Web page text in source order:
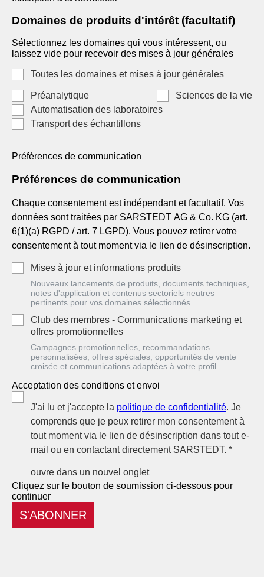
Domaines de produits d'intérêt (facultatif)
Sélectionnez les domaines qui vous intéressent, ou
laissez vide pour recevoir des mises à jour générales
Toutes les domaines et mises à jour générales
Préanalytique
Sciences de la vie
Automatisation des laboratoires
Transport des échantillons
Préférences de communication
Préférences de communication
Chaque consentement est indépendant et facultatif. Vos
données sont traitées par SARSTEDT AG & Co. KG (art.
6(1)(a) RGPD / art. 7 LGPD). Vous pouvez retirer votre
consentement à tout moment via le lien de désinscription.
Mises à jour et informations produits
Nouveaux lancements de produits, documents techniques,
notes d'application et contenus sectoriels neutres
pertinents pour vos domaines sélectionnés.
Club des membres - Communications marketing et
offres promotionnelles
Campagnes promotionnelles, recommandations
personnalisées, offres spéciales, opportunités de vente
croisée et communications adaptées à votre profil.
Acceptation des conditions et envoi
J'ai lu et j'accepte la politique de confidentialité. Je
comprends que je peux retirer mon consentement à
tout moment via le lien de désinscription dans tout e-
mail ou en contactant directement SARSTEDT. *
ouvre dans un nouvel onglet
Cliquez sur le bouton de soumission ci-dessous pour
continuer
S'ABONNER